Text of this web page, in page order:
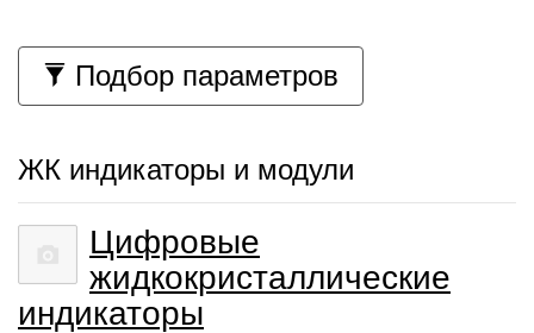
Подбор параметров
ЖК индикаторы и модули
Цифровые
жидкокристаллические
индикаторы